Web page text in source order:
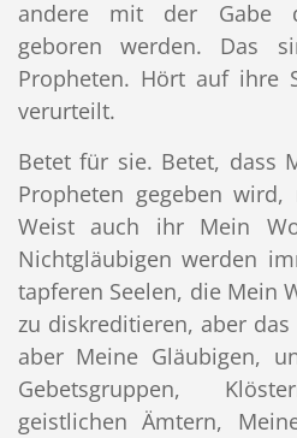
andere mit der Gabe
geboren werden. Das
Propheten. Hört auf ihre
verurteilt.
Betet für sie. Betet, dass
Propheten gegeben
Weist auch ihr Mein
Nichtgläubigen werden
tapferen Seelen, die Mein
zu diskreditieren, aber
aber Meine Gläubigen,
Gebetsgruppen,
geistlichen Ämtern,